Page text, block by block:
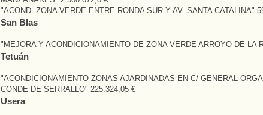
"ACOND. ZONA VERDE ENTRE RONDA SUR Y AV. SANTA CATALINA"
San Blas
"MEJORA Y ACONDICIONAMIENTO DE ZONA VERDE ARROYO DE LA
Tetuán
"ACONDICIONAMIENTO ZONAS AJARDINADAS EN C/ GENERAL
CONDE DE SERRALLO" 225.324,05 €
Usera